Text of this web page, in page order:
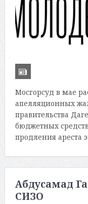
Мосгорсуд в мае
апелляционных
правительства
бюджетных
продления ареста
Абдусамад
СИЗО